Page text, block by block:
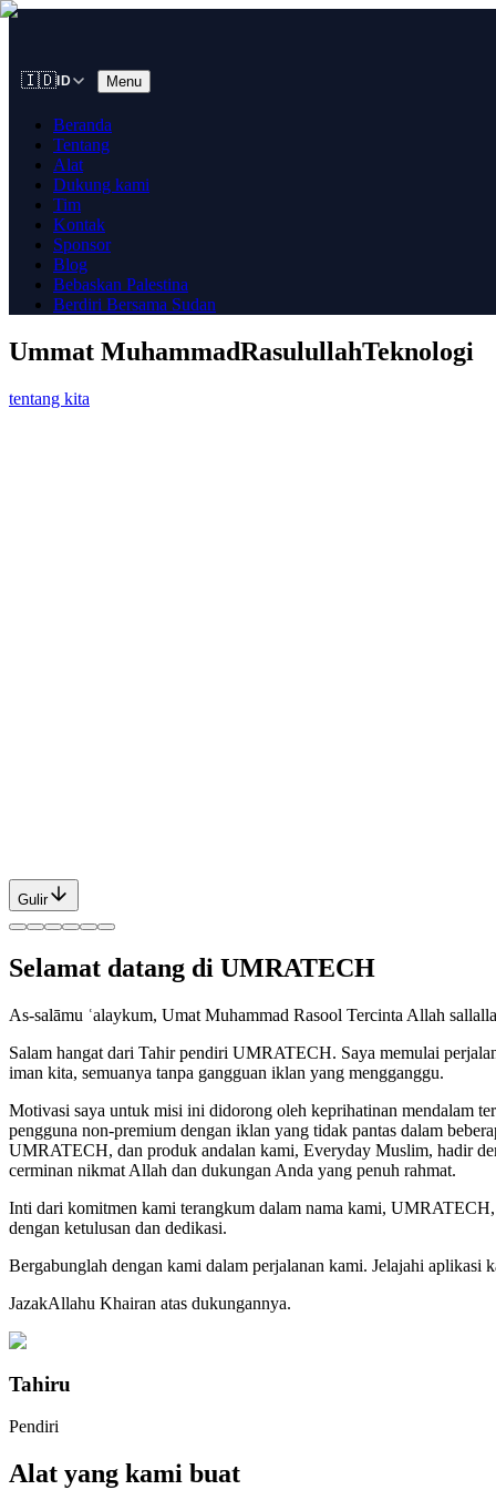
🇮🇩 ID Menu
Beranda
Tentang
Alat
Dukung kami
Tim
Kontak
Sponsor
Blog
Bebaskan Palestina
Berdiri Bersama Sudan
Ummat MuhammadRasulullahTeknologi
tentang kita
Gulir
Selamat datang di UMRATECH
As-salāmu ʿalaykum, Umat Muhammad Rasool Tercinta Allah
Salam hangat dari Tahir pendiri UMRATECH. Saya memulai
iman kita, semuanya tanpa gangguan iklan yang mengganggu.
Motivasi saya untuk misi ini didorong oleh keprihatinan mendalam
pengguna non-premium dengan iklan yang tidak pantas dalam
UMRATECH, dan produk andalan kami, Everyday Muslim, hadir
cerminan nikmat Allah dan dukungan Anda yang penuh rahmat.
Inti dari komitmen kami terangkum dalam nama kami,
dengan ketulusan dan dedikasi.
Bergabunglah dengan kami dalam perjalanan kami. Jelajahi aplikasi
JazakAllahu Khairan atas dukungannya.
Tahiru
Pendiri
Alat yang kami buat